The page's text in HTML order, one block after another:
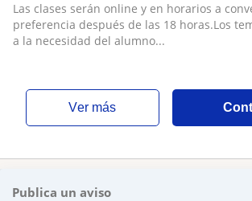
Liceos tecnicos. Contador
Universidad de Chile.
Inversiones, Reforma Tributaria.
Las clases serán online y en horarios a
preferencia después de las 18 horas.Los
a la necesidad del alumno...
ver más
Publica un aviso